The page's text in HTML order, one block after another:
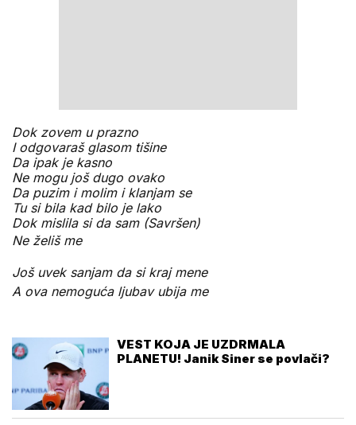
Dok zovem u prazno
I odgovaraš glasom tišine
Da ipak je kasno
Ne mogu još dugo ovako
Da puzim i molim i klanjam se
Tu si bila kad bilo je lako
Dok mislila si da sam (Savršen)
Ne želiš me
Još uvek sanjam da si kraj mene
A ova nemoguća ljubav ubija me
VEST KOJA JE UZDRMALA
PLANETU! Janik Siner se povlači?